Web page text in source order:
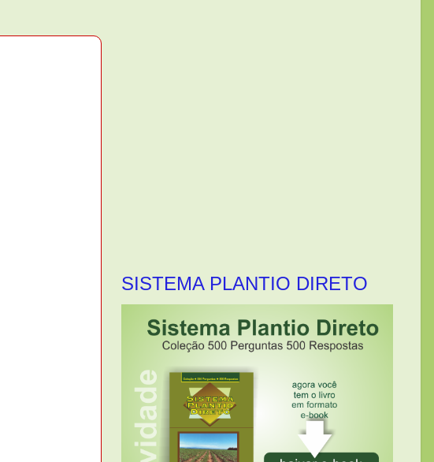
SISTEMA PLANTIO DIRETO